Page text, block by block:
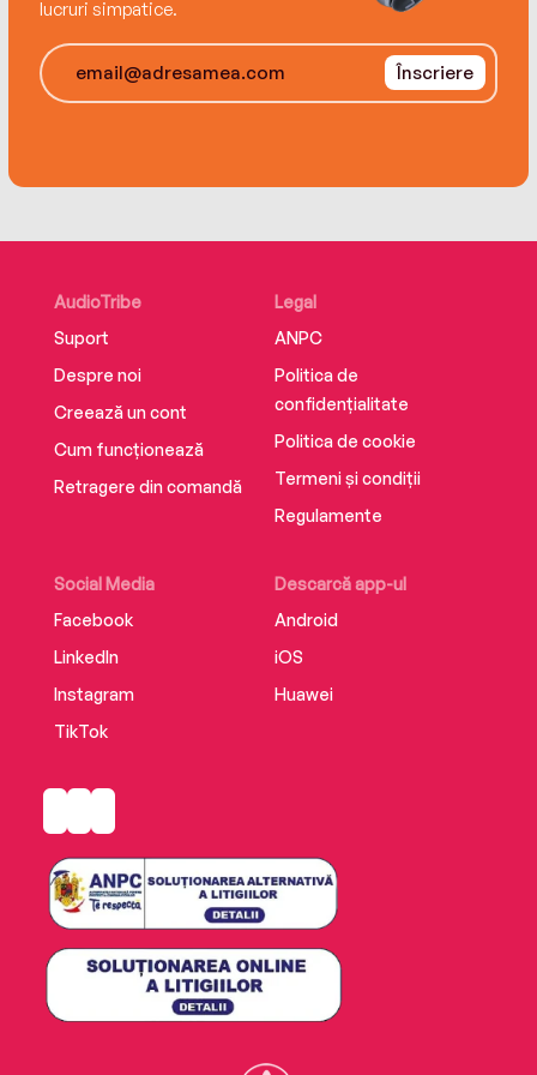
lucruri simpatice.
Înscriere
AudioTribe
Suport
Despre noi
Creează un cont
Cum funcționează
Retragere din comandă
Social Media
Facebook
LinkedIn
Instagram
TikTok
Descarcă app-ul
Android
iOS
Huawei
Legal
ANPC
Politica de
confidențialitate
Politica de cookie
Termeni și condiții
Regulamente